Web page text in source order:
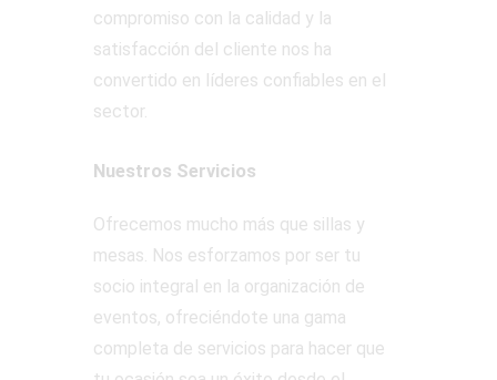
compromiso con la calidad y la
satisfacción del cliente nos ha
convertido en líderes confiables en el
sector.
Nuestros Servicios
Ofrecemos mucho más que sillas y
mesas. Nos esforzamos por ser tu
socio integral en la organización de
eventos, ofreciéndote una gama
completa de servicios para hacer que